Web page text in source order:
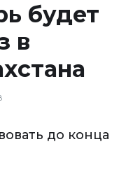
будет
в
до конца